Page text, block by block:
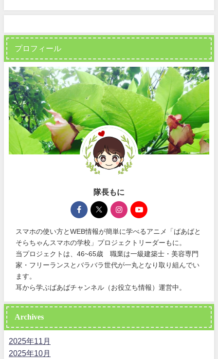
プロフィール
隊長もに
スマホの使い方とWEB情報が簡単に学べるアニメ「ばあばと
そらちゃんスマホの学校」プロジェクトリーダーもに。
当プロジェクトは、46~65歳 職業は一級建築士・美容専門
家・フリーランスとバラバラ世代が一丸となり取り組んでい
ます。
耳から学ぶばあばチャンネル（お役立ち情報）運営中。
Archives
2025年11月
2025年10月